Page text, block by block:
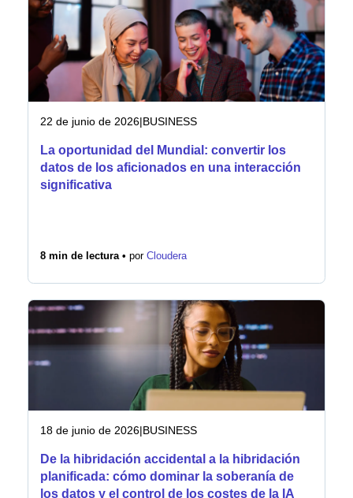
22 de junio de 2026|BUSINESS
La oportunidad del Mundial: convertir los
datos de los aficionados en una interacción
significativa
8 min de lectura • por Cloudera
18 de junio de 2026|BUSINESS
De la hibridación accidental a la hibridación
planificada: cómo dominar la soberanía de
los datos y el control de los costes de la IA